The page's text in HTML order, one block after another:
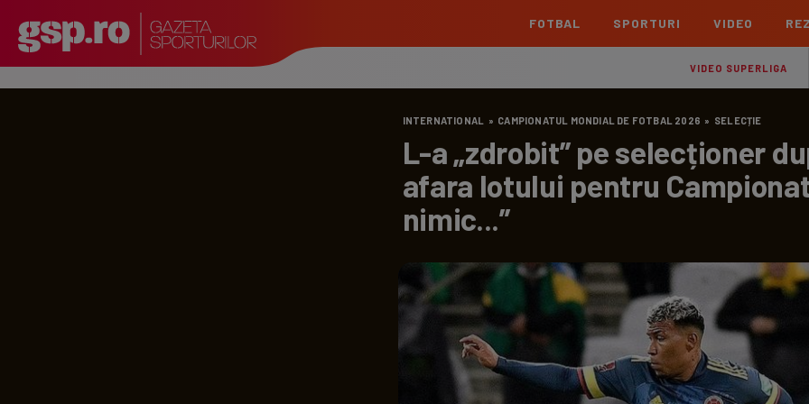
FOTBAL
Echipe Meciuri Clasament
Liga 2
Meciuri Clasament
TOATE ȘTIRILE
Echipe
La
Echipe
Echipe
SPORTURI VIDEO
VIDEO SUPERLIGA
INTERNATIONAL » CAMPIONATUL MONDIAL DE FOTBAL 2026 » SELECȚIE
L-a „zdrobit” pe selecționer
afara lotului pentru
nimic...”